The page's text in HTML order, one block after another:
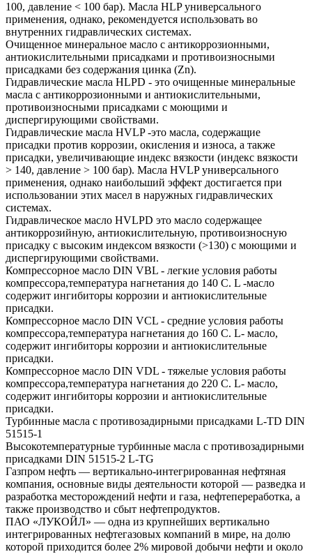
100, давление < 100 бар). Масла HLP универсального
применения, однако, рекомендуется использовать во
внутренних гидравлических системах.
Очищенное минеральное масло с антикоррозионными,
антиокислительными присадками и противоизносными
присадками без содержания цинка (Zn).
Гидравлические масла HLPD - это очищенные минеральные
масла с антикоррозионными и антиокислительными,
противоизносными присадками с моющими и
диспергирующими свойствами.
Гидравлические масла HVLP -это масла, содержащие
присадки против коррозии, окисления и износа, а также
присадки, увеличивающие индекс вязкости (индекс вязкости
> 140, давление > 100 бар). Масла HVLP универсального
применения, однако наибольший эффект достигается при
использовании этих масел в наружных гидравлических
системах.
Гидравлическое масло HVLPD это масло содержащее
антикоррозийную, антиокислительную, противоизносную
присадку с высоким индексом вязкости (>130) с моющими и
диспергирующими свойствами.
Компрессорное масло DIN VBL - легкие условия работы
компрессора,температура нагнетания до 140 С. L -масло
содержит ингибиторы коррозии и антиокислительные
присадки.
Компрессорное масло DIN VCL - средние условия работы
компрессора,температура нагнетания до 160 С. L- масло,
содержит ингибиторы коррозии и антиокислительные
присадки.
Компрессорное масло DIN VDL - тяжелые условия работы
компрессора,температура нагнетания до 220 С. L- масло,
содержит ингибиторы коррозии и антиокислительные
присадки.
Турбинные масла с противозадирными присадками L-TD DIN
51515-1
Высокотемпературные турбинные масла с противозадирными
присадками DIN 51515-2 L-TG
Газпром нефть — вертикально-интегрированная нефтяная
компания, основные виды деятельности которой — разведка и
разработка месторождений нефти и газа, нефтепереработка, а
также производство и сбыт нефтепродуктов.
ПАО «ЛУКОЙЛ» — одна из крупнейших вертикально
интегрированных нефтегазовых компаний в мире, на долю
которой приходится более 2% мировой добычи нефти и около